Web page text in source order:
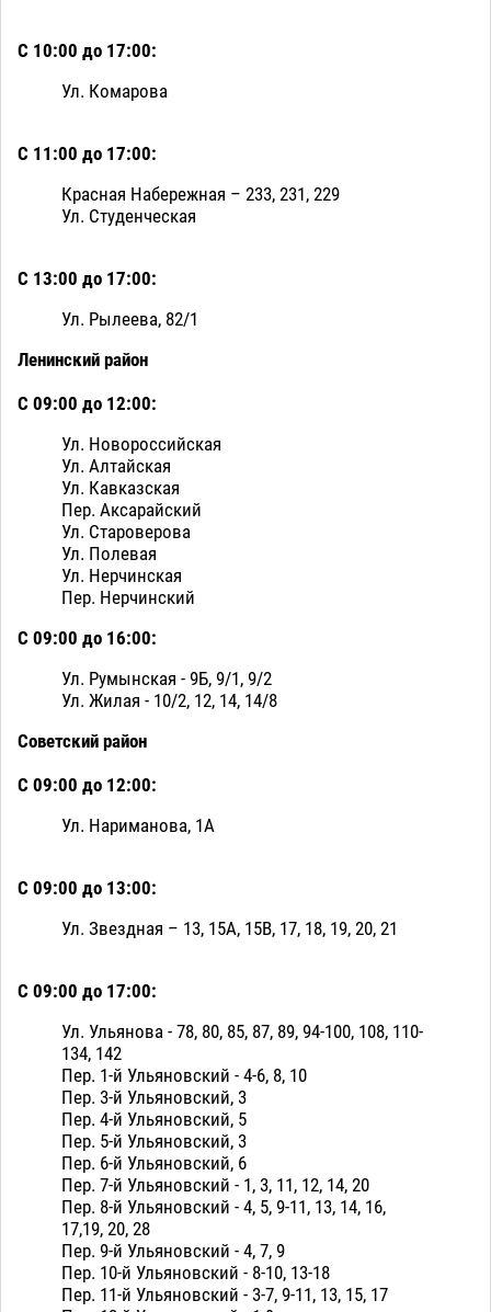
С 10:00 до 17:00:
Ул. Комарова
С 11:00 до 17:00:
Красная Набережная – 233, 231, 229
Ул. Студенческая
С 13:00 до 17:00:
Ул. Рылеева, 82/1
Ленинский район
С 09:00 до 12:00:
Ул. Новороссийская
Ул. Алтайская
Ул. Кавказская
Пер. Аксарайский
Ул. Староверова
Ул. Полевая
Ул. Нерчинская
Пер. Нерчинский
С 09:00 до 16:00:
Ул. Румынская - 9Б, 9/1, 9/2
Ул. Жилая - 10/2, 12, 14, 14/8
Советский район
С 09:00 до 12:00:
Ул. Нариманова, 1А
С 09:00 до 13:00:
Ул. Звездная – 13, 15А, 15В, 17, 18, 19, 20, 21
С 09:00 до 17:00:
Ул. Ульянова - 78, 80, 85, 87, 89, 94-100, 108, 110-
134, 142
Пер. 1-й Ульяновский - 4-6, 8, 10
Пер. 3-й Ульяновский, 3
Пер. 4-й Ульяновский, 5
Пер. 5-й Ульяновский, 3
Пер. 6-й Ульяновский, 6
Пер. 7-й Ульяновский - 1, 3, 11, 12, 14, 20
Пер. 8-й Ульяновский - 4, 5, 9-11, 13, 14, 16,
17,19, 20, 28
Пер. 9-й Ульяновский - 4, 7, 9
Пер. 10-й Ульяновский - 8-10, 13-18
Пер. 11-й Ульяновский - 3-7, 9-11, 13, 15, 17